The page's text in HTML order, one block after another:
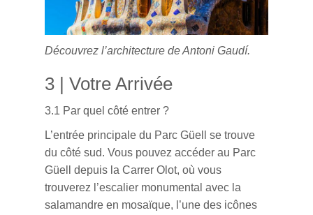
Découvrez l’architecture de Antoni Gaudí.
3 | Votre Arrivée
3.1 Par quel côté entrer ?
L’entrée principale du Parc Güell se trouve
du côté sud. Vous pouvez accéder au Parc
Güell depuis la Carrer Olot, où vous
trouverez l’escalier monumental avec la
salamandre en mosaïque, l’une des icônes